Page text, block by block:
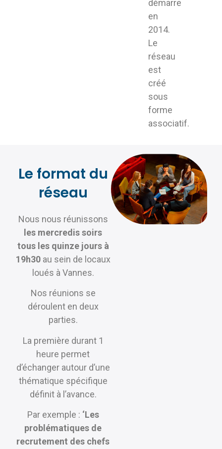
démarre
en
2014.
Le
réseau
est
créé
sous
forme
associatif.
Le format du
réseau
Nous nous réunissons
les mercredis soirs
tous les quinze jours à
19h30au sein de locaux
loués à Vannes.
Nos réunions se
déroulent en deux
parties.
La première durant 1
heure permet
d’échanger autour d’une
thématique spécifique
définit à l’avance.
Par exemple : ‘Les
problématiques de
recrutement des chefs